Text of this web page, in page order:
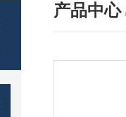
产品中心